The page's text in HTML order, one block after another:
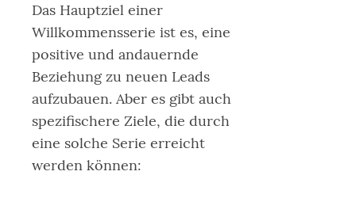
Das Hauptziel einer
Willkommensserie ist es, eine
positive und andauernde
Beziehung zu neuen Leads
aufzubauen. Aber es gibt auch
spezifischere Ziele, die durch
eine solche Serie erreicht
werden können: